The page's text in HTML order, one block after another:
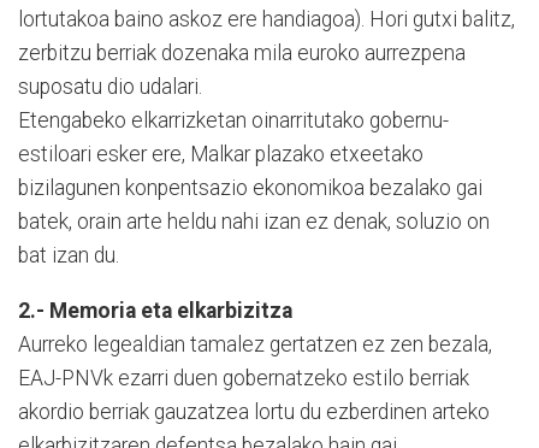
lortutakoa baino askoz ere handiagoa). Hori gutxi balitz,
zerbitzu berriak dozenaka mila euroko aurrezpena
suposatu dio udalari.
Etengabeko elkarrizketan oinarritutako gobernu-
estiloari esker ere, Malkar plazako etxeetako
bizilagunen konpentsazio ekonomikoa bezalako gai
batek, orain arte heldu nahi izan ez denak, soluzio on
bat izan du.
2.- Memoria eta elkarbizitza
Aurreko legealdian tamalez gertatzen ez zen bezala,
EAJ-PNVk ezarri duen gobernatzeko estilo berriak
akordio berriak gauzatzea lortu du ezberdinen arteko